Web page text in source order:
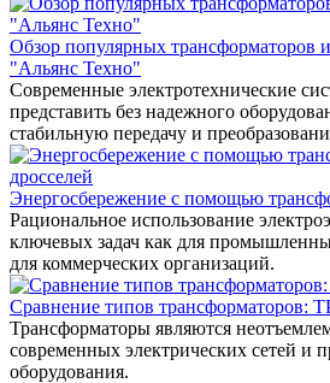
Обзор популярных трансформаторов
"Альянс Техно"
Современные электротехнические
представить без надежного
стабильную передачу и
Энергосбережение с помощью
Рациональное использование
ключевых задач как для
для коммерческих организаций.
Сравнение типов трансформаторов:
Трансформаторы являются
современных электрических сетей и
оборудования.